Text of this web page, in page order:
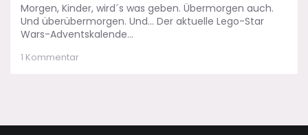
Morgen, Kinder, wird´s was geben. Übermorgen auch.
Und überübermorgen. Und... Der aktuelle Lego-Star
Wars-Adventskalende...
1 Kommentarzu